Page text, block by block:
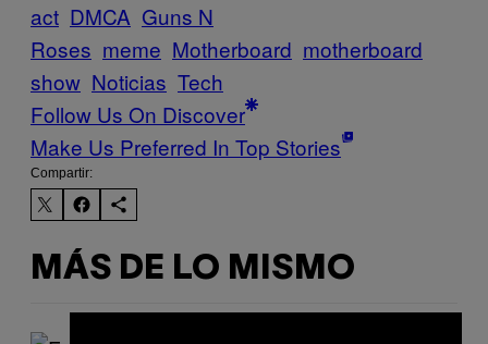
act DMCA Guns N
Roses meme Motherboard motherboard
show Noticias Tech
Follow Us On Discover
Make Us Preferred In Top Stories
Compartir:
MÁS DE LO MISMO